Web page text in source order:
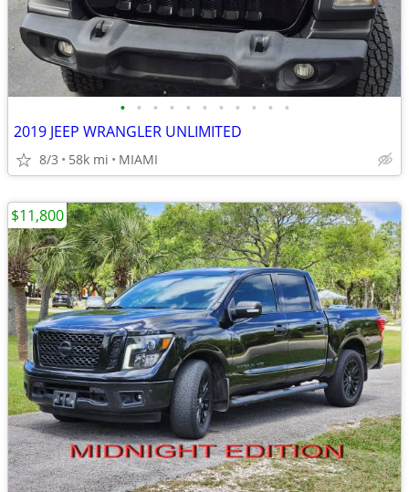
• • • • • • • • • • •
2019 JEEP WRANGLER UNLIMITED
8/3 58k mi MIAMI
$11,800